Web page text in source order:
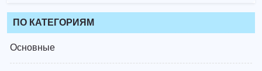
ПО КАТЕГОРИЯМ
Основные